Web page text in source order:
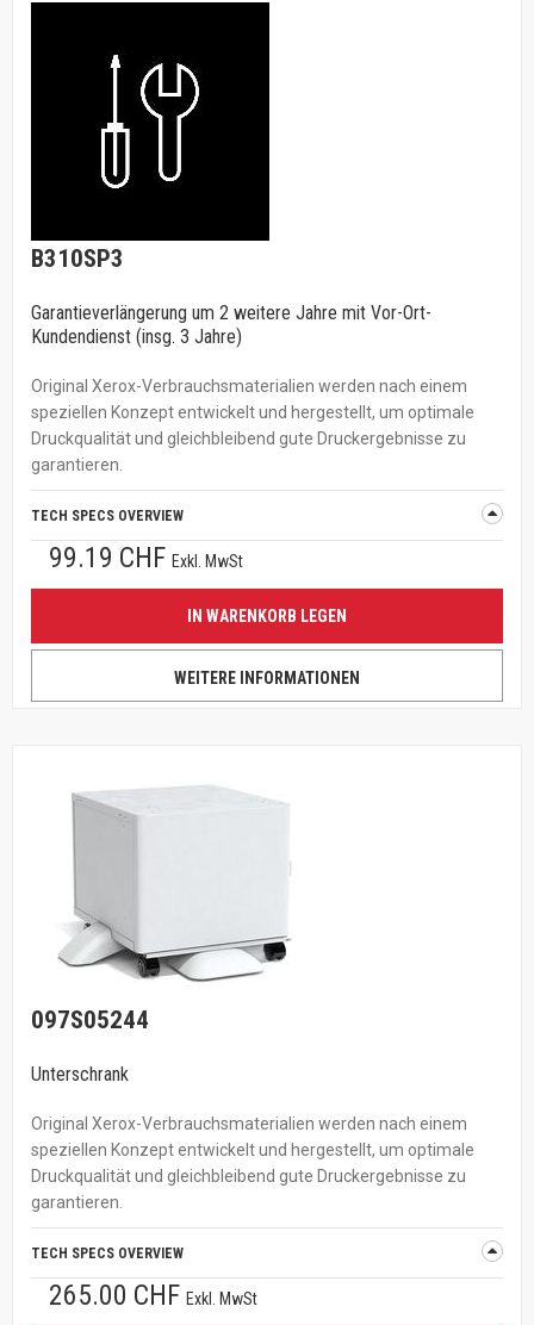
B310SP3
Garantieverlängerung um 2 weitere Jahre mit Vor-Ort-
Kundendienst (insg. 3 Jahre)
Original Xerox-Verbrauchsmaterialien werden nach einem
speziellen Konzept entwickelt und hergestellt, um optimale
Druckqualität und gleichbleibend gute Druckergebnisse zu
garantieren.
TECH SPECS OVERVIEW
99.19 CHF Exkl. MwSt
IN WARENKORB LEGEN
WEITERE INFORMATIONEN
097S05244
Unterschrank
Original Xerox-Verbrauchsmaterialien werden nach einem
speziellen Konzept entwickelt und hergestellt, um optimale
Druckqualität und gleichbleibend gute Druckergebnisse zu
garantieren.
TECH SPECS OVERVIEW
265.00 CHF Exkl. MwSt